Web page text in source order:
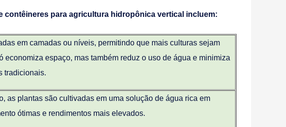
contêineres para agricultura hidropônica vertical incluem:
em camadas ou níveis, permitindo que mais culturas sejam
economiza espaço, mas também reduz o uso de água e minimiza
tradicionais.
as plantas são cultivadas em uma solução de água rica em
ótimas e rendimentos mais elevados.